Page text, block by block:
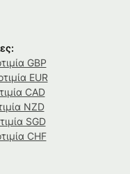
GBP
EUR
CAD
NZD
SGD
CHF